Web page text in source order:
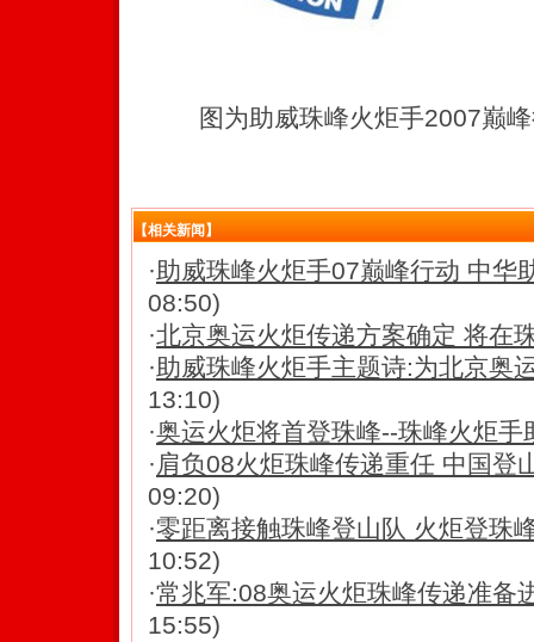
图为助威珠峰火炬手2007巅峰
【相关新闻】
· 助威珠峰火炬手07巅峰行动 中华
08:50)
·北京奥运火炬传递方案确定 将在
· 助威珠峰火炬手主题诗:为北京奥
13:10)
·奥运火炬将首登珠峰--珠峰火炬手
· 肩负08火炬珠峰传递重任 中国登
09:20)
·零距离接触珠峰登山队 火炬登珠
10:52)
·常兆军:08奥运火炬珠峰传递准备
15:55)